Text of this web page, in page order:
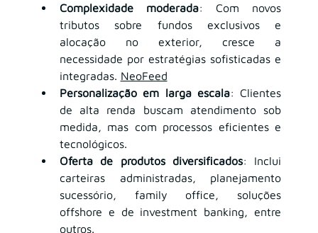
Complexidade moderada: Com novos
tributos sobre fundos exclusivos e
alocação no exterior, cresce a
necessidade por estratégias sofisticadas e
integradas. NeoFeed
Personalização em larga escala: Clientes
de alta renda buscam atendimento sob
medida, mas com processos eficientes e
tecnológicos.
Oferta de produtos diversificados: Inclui
carteiras administradas, planejamento
sucessório, family office, soluções
offshore e de investment banking, entre
outros.